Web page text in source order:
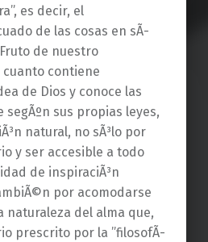
es decir, el
de las cosas en sÃ­
de nuestro
contiene
de Dios y conoce las
segÃºn sus propias leyes,
natural, no sÃ³lo por
y ser accesible a todo
de inspiraciÃ³n
por acomodarse
naturaleza del alma que,
prescrito por la ”filosofÃ­